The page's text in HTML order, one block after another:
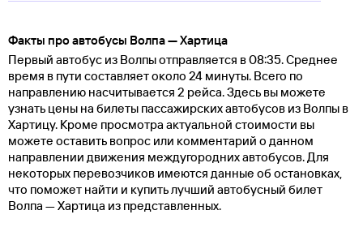
Факты про автобусы Волпа — Хартица
Первый автобус из Волпы отправляется в 08:35. Среднее
время в пути составляет около 24 минуты. Всего по
направлению насчитывается 2 рейса. Здесь вы можете
узнать цены на билеты пассажирских автобусов из Волпы в
Хартицу. Кроме просмотра актуальной стоимости вы
можете оставить вопрос или комментарий о данном
направлении движения междугородних автобусов. Для
некоторых перевозчиков имеются данные об остановках,
что поможет найти и купить лучший автобусный билет
Волпа — Хартица из представленных.